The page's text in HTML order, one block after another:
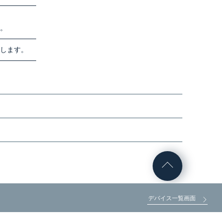
ます。
デバイス一覧画面